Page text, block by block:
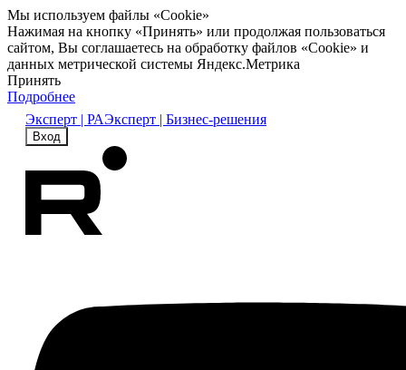
Мы используем файлы «Cookie»
Нажимая на кнопку «Принять» или продолжая пользоваться
сайтом, Вы соглашаетесь на обработку файлов «Cookie» и
данных метрической системы Яндекс.Метрика
Принять
Подробнее
Эксперт | РАЭксперт | Бизнес-решения
Вход